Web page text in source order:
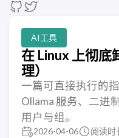
AI工具
在 Linux 上彻底
理）
一篇可直接执行的
Ollama 服务、二进
用户与组。
2026-04-06 阅读时